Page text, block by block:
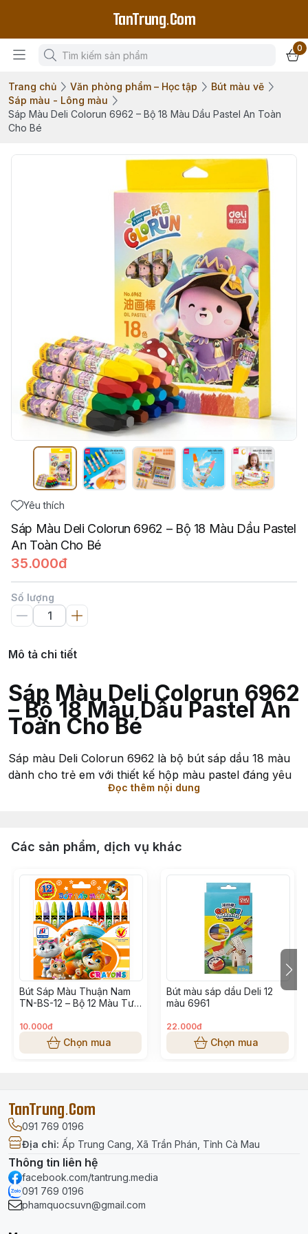
TanTrung.Com
0
Trang chủ Văn phòng phẩm – Học tập
Bút màu vẽ
Sáp màu - Lông màu
Sáp Màu Deli Colorun 6962 – Bộ 18 Màu Dầu Pastel An Toàn
Cho Bé
Yêu thích
Sáp Màu Deli Colorun 6962 – Bộ 18 Màu Dầu Pastel
An Toàn Cho Bé
35.000đ
Số lượng
Mô tả chi tiết
Sáp Màu Deli Colorun 6962
– Bộ 18 Màu Dầu Pastel An
Toàn Cho Bé
Sáp màu Deli Colorun 6962 là bộ bút sáp dầu 18 màu
dành cho trẻ em với thiết kế hộp màu pastel đáng yêu
cùng nhân vật hoạt hình dễ thương, giúp bé thêm hứng
dễ tô trên giấy. Các cây sáp được thiết kế vừa tay trẻ
và tư duy mỹ thuật ngay từ sớm.
Thông Tin Sản Phẩm
Tên sản phẩm: Sáp màu Deli Colorun
Mã sản phẩm: 6962
Thương hiệu: Deli
Dòng sản phẩm: Oil Pastel
Số lượng màu: 18 màu
Thiết kế hộp: Hộp giấy pastel hoạt hình
Xuất xứ: Trung Quốc
Độ tuổi phù hợp: Trẻ từ 3 tuổi trở lên
Đặc Điểm Nổi Bật
Đọc thêm nội dung
Các sản phẩm, dịch vụ khác
Bút Sáp Màu Thuận Nam
TN-BS-12 – Bộ 12 Màu Tươi
10.000đ
Chọn mua
Bút màu sáp dầu Deli 12
màu 6961
22.000đ
Chọn mua
TanTrung.Com
091 769 0196
Địa chỉ: Ấp Trung Cang, Xã Trần Phán, Tỉnh Cà Mau
Thông tin liên hệ
facebook.com/tantrung.media
091 769 0196
phamquocsuvn@gmail.com